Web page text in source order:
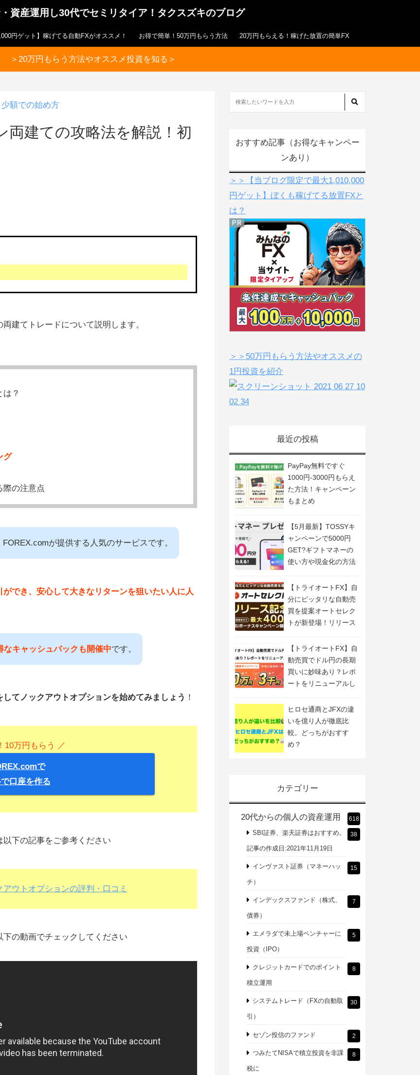
資産運用し30代でセミリタイア！タクスズキのブログ
円ゲット】稼げてる自動FXがオススメ！ お得で簡単！50万円もらう方法 20万円もらえる！稼げた放置の簡単FX
＞20万円もらう方法やオススメ投資を知る＞
額での始め方
両建ての攻略法を解説！初
建てトレードについて説明します。
は？
グ
際の注意点
が提供する人気のサービスです。
でき、安心して大きなリターンを狙いたい人に人
なキャッシュバックも開催中です。
してノックアウトオプションを始めてみましょう ！
10万円もらう ／
で
口座を作る
下の記事をご参考ください
ウトオプションの評判・口コミ
の動画でチェックしてください
おすすめ記事（お得なキャンペー
ンあり）
＞＞【当ブログ限定で最大1,010,000
円ゲット】ぼくも稼げてる放置FXと
は？
＞＞50万円もらう方法やオススメの
1円投資を紹介
最近の投稿
PayPay無料ですぐ
1000円-3000円もらえ
た方法！キャンペーン
もまとめ
【5月最新】TOSSYキ
ャンペーンで5000円
GET?ギフトマネーの
使い方や現金化の方法
【トライオートFX】自
分にピッタリな自動売
買を提案オートセレク
トが新登場！リリース
催！
【トライオートFX】自
動売買でドル円の長期
買いに妙味あり？レポ
ートをリニューアルし
ヒロセ通商とJFXの違
いを億り人が徹底比
較。どっちがおすす
め？
カテゴリー
20代からの個人の資産運用 618
SBI証券、楽天証券はおすすめ。
記事の作成日:2021年11月19日
38
インヴァスト証券（マネーハッ
チ）
15
インデックスファンド（株式、
債券）
7
エメラダで未上場ベンチャーに
投資（IPO）
5
クレジットカードでのポイント
積立運用
8
システムトレード（FXの自動取
引）
30
セゾン投信のファンド 2
つみたてNISAで積立投資を非課
税に
8